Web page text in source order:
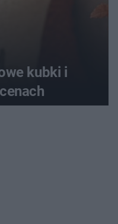
kubki i